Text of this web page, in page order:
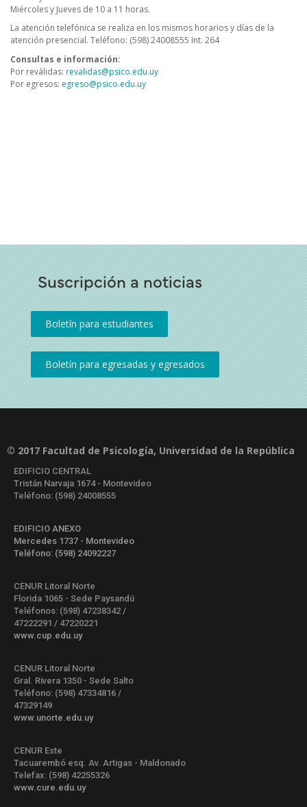
Miércoles y Jueves de 10 a 11 horas.
La atención telefónica se realiza en los mismos horarios y días de la
atención presencial. Teléfono: (598) 24008555 Int. 264
Consultas e información:
Por reválidas: revalidas@psico.edu.uy
Por egresos: egreso@psico.edu.uy
Suscripción a noticias
© 2017 Facultad de Psicología, Universidad de la República
EDIFICIO CENTRAL
Tristán Narvaja 1674 - Montevideo
Teléfono: (598) 24008555
EDIFICIO ANEXO
Mercedes 1737 - Montevideo
Teléfono: (598) 24092227
CENUR Litoral Norte
Florida 1065 - Sede Paysandú
Teléfonos: (598) 47238342 /
47222291 / 47220221
www.cup.edu.uy
CENUR Litoral Norte
Gral. Rivera 1350 - Sede Salto
Teléfono: (598) 47334816 /
47329149
www.unorte.edu.uy
CENUR Este
Tacuarembó esq. Av. Artigas - Maldonado
Telefax: (598) 42255326
www.cure.edu.uy